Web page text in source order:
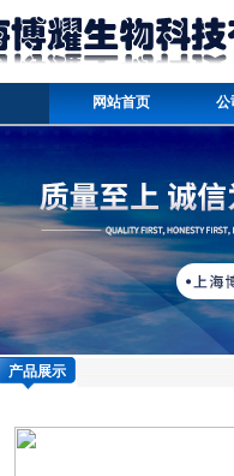
网站首页 公
产品展示